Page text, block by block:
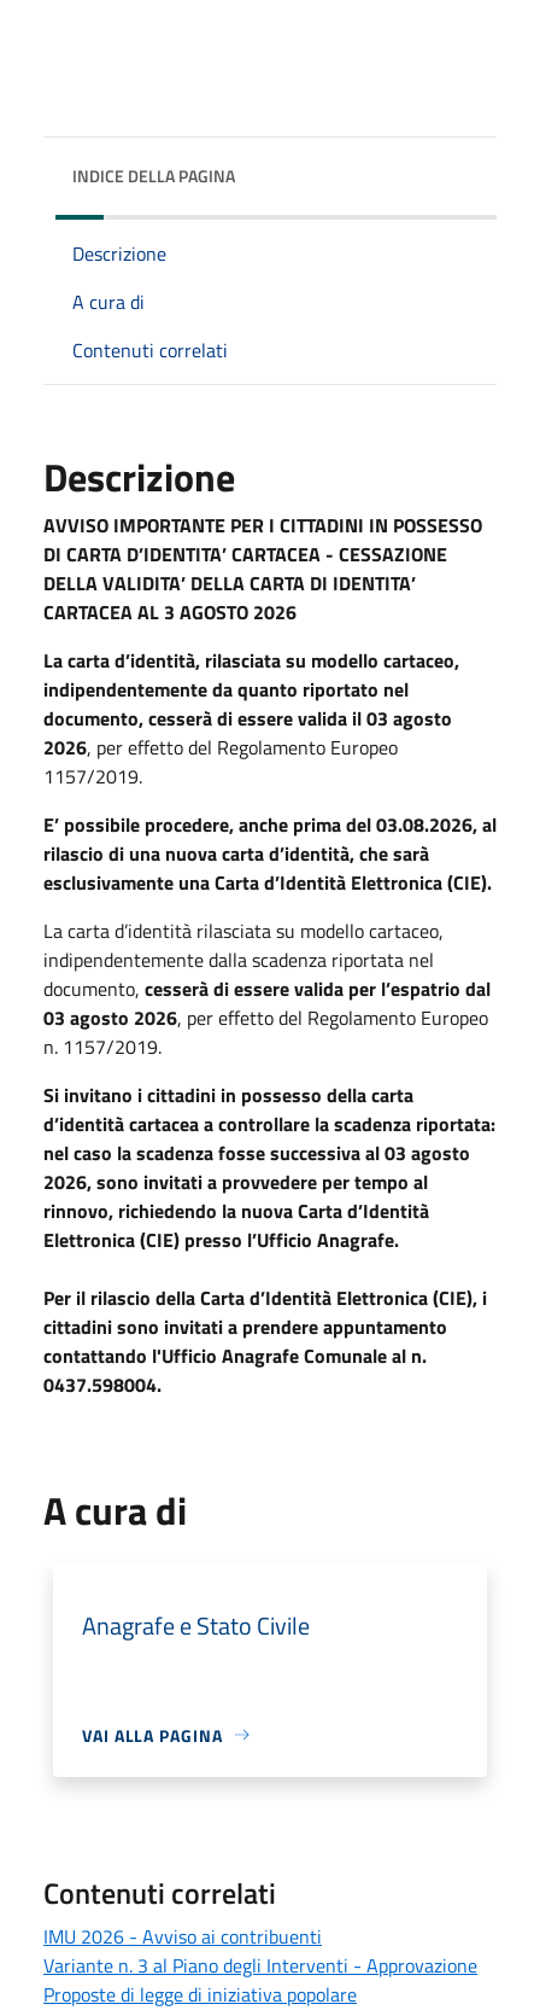
INDICE DELLA PAGINA
Descrizione
A cura di
Contenuti correlati
Descrizione
AVVISO IMPORTANTE PER I CITTADINI IN POSSESSO
DI CARTA D’IDENTITA’ CARTACEA - CESSAZIONE
DELLA VALIDITA’ DELLA CARTA DI IDENTITA’
CARTACEA AL 3 AGOSTO 2026
La carta d’identità, rilasciata su modello cartaceo,
indipendentemente da quanto riportato nel
documento, cesserà di essere valida il 03 agosto
2026, per effetto del Regolamento Europeo
1157/2019.
E’ possibile procedere, anche prima del 03.08.2026, al
rilascio di una nuova carta d’identità, che sarà
esclusivamente una Carta d’Identità Elettronica (CIE).
La carta d’identità rilasciata su modello cartaceo,
indipendentemente dalla scadenza riportata nel
documento, cesserà di essere valida per l’espatrio dal
03 agosto 2026, per effetto del Regolamento Europeo
n. 1157/2019.
Si invitano i cittadini in possesso della carta
d’identità cartacea a controllare la scadenza riportata:
nel caso la scadenza fosse successiva al 03 agosto
2026, sono invitati a provvedere per tempo al
rinnovo, richiedendo la nuova Carta d’Identità
Elettronica (CIE) presso l’Ufficio Anagrafe.
Per il rilascio della Carta d’Identità Elettronica (CIE), i
cittadini sono invitati a prendere appuntamento
contattando l'Ufficio Anagrafe Comunale al n.
0437.598004.
A cura di
Anagrafe e Stato Civile
VAI ALLA PAGINA
Contenuti correlati
IMU 2026 - Avviso ai contribuenti
Variante n. 3 al Piano degli Interventi - Approvazione
Proposte di legge di iniziativa popolare